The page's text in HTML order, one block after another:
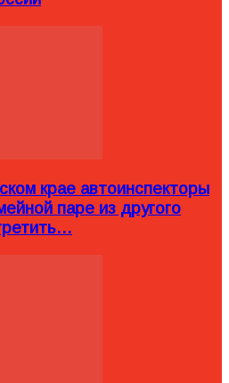
крае автоинспекторы
паре из другого